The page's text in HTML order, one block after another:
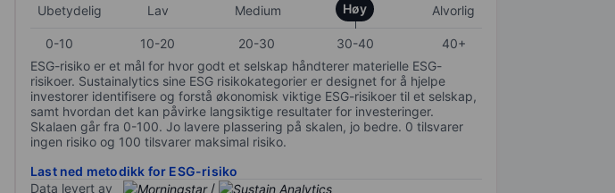
Ubetydelig
Lav Medium Høy Alvorlig
0-10 10-20 20-30 30-40
40+
ESG-risiko er et mål for hvor godt et selskap håndterer materielle ESG-
risikoer. Sustainalytics sine ESG risikokategorier er designet for å hjelpe
investorer identifisere og forstå økonomisk viktige ESG-risikoer til et selskap,
samt hvordan det kan påvirke langsiktige resultater for investeringer.
Skalaen går fra 0-100. Jo lavere plassering på skalen, jo bedre. 0 tilsvarer
ingen risiko og 100 tilsvarer maksimal risiko.
Last ned metodikk for ESG-risiko
Data levert av
/